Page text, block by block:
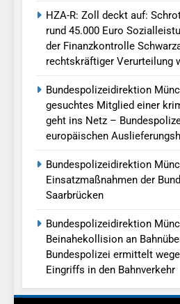
HZA-R: Zoll deckt auf:
rund 45.000 Euro
der Finanzkontrolle
rechtskräftiger Verurteilung
Bundespolizeidirektion
gesuchtes Mitglied einer
geht ins Netz –
europäischen
Bundespolizeidirektion
Einsatzmaßnahmen der
Saarbrücken
Bundespolizeidirektion
Beinahekollision an
Bundespolizei ermittelt
Eingriffs in den Bahnverkehr